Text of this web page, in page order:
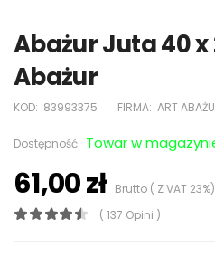
Abażur Juta 40 x
Abażur
KOD: 83993375 FIRMA: ART
Dostępność: Towar w
61,00 zł Brutto ( Z VAT 23%)
( 137 Opini )